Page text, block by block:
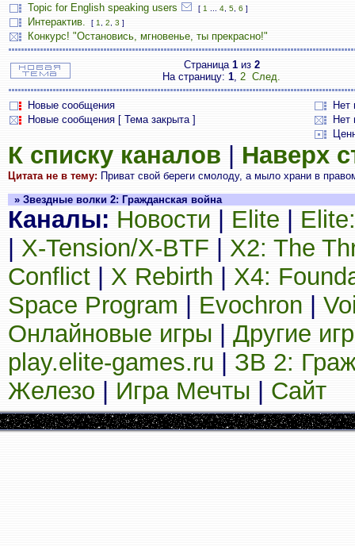
Topic for English speaking users [ 1 4 5 6 ]
Интерактив. [ 1 2 3 ]
Конкурс! "Остановись, мгновенье, ты прекрасно!"
Страница 1из 2
На страницу: 1, 2 След.
Новые сообщения
Нет
Новые сообщения [ Тема закрыта ]
Нет
К списку каналов Наверх
Цитата не в тему: Приват свой береги смолоду, а мыло храни в
» Звездные волки 2: Гражданская война
Каналы: Новости Elite
X-Tension/X-BTF
X2: The
Conflict
X Rebirth
X4:
Space Program
Evochron
Онлайновые игры
Другие
play.elite-games.ru
ЗВ 2:
Железо
Игра Мечты Сайт